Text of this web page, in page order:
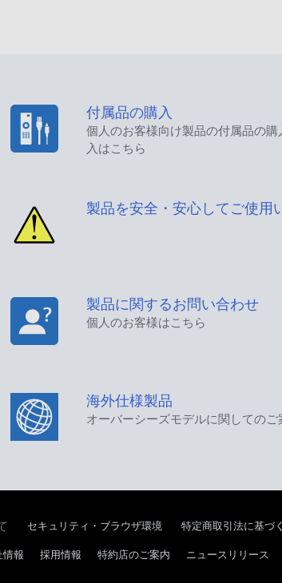
付属品の購入
個人のお客様向け製品の付属品の
入はこちら
製品を安全・安心してご使用
製品に関するお問い合わせ
個人のお客様はこちら
海外仕様製品
オーバーシーズモデルに関してのご
セキュリティ・ブラウザ環境 特定商取引法に基づ
情報 採用情報 特約店のご案内 ニュースリリース